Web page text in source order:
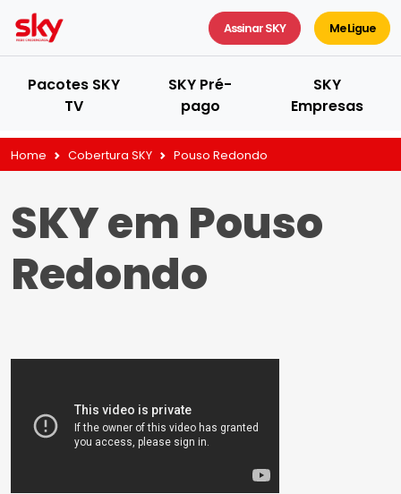
Assinar SKY Me Ligue
Pacotes SKY
TV
SKY Pré-
pago
SKY
Empresas
Home Cobertura SKY Pouso Redondo
SKY em Pouso
Redondo